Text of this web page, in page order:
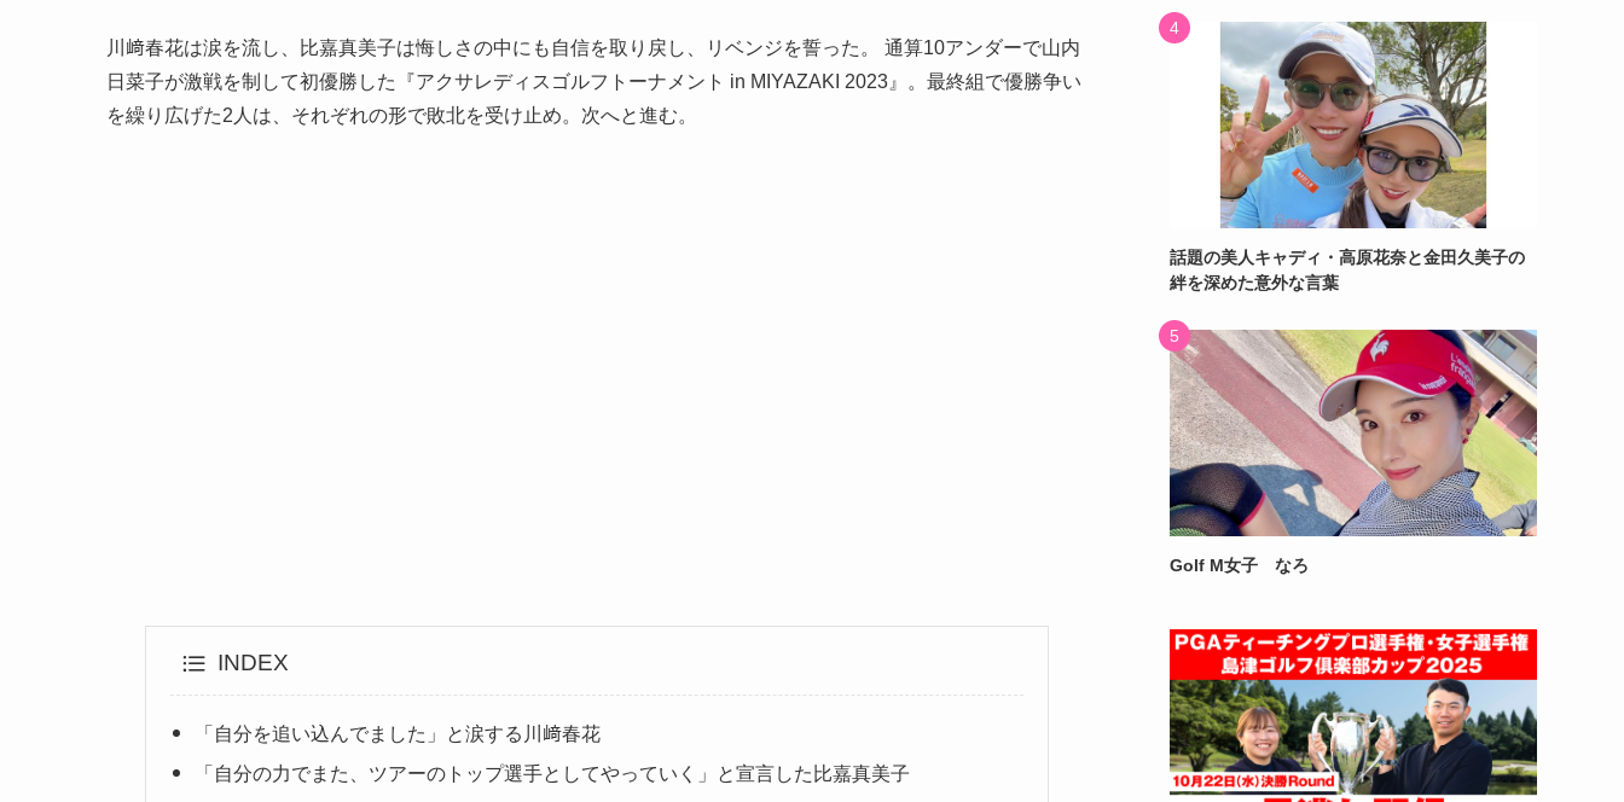
川﨑春花は涙を流し、比嘉真美子は悔しさの中にも自信を取り戻し、リベンジを誓った。 通算10アンダーで山内
日菜子が激戦を制して初優勝した『アクサレディスゴルフトーナメント in MIYAZAKI 2023』。最終組で優勝争い
を繰り広げた2人は、それぞれの形で敗北を受け止め。次へと進む。
INDEX
「自分を追い込んでました」と涙する川﨑春花
「自分の力でまた、ツアーのトップ選手としてやっていく」と宣言した比嘉真美子
話題の美人キャディ・高原花奈と金田久美子の
絆を深めた意外な言葉
Golf M女子 なろ